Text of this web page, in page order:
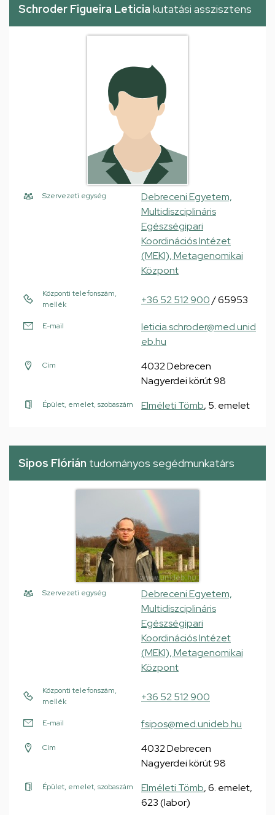
Schroder Figueira Leticia kutatási asszisztens
Szervezeti egység
Debreceni Egyetem,
Multidiszciplináris
Egészségipari
Koordinációs Intézet
(MEKI), Metagenomikai
Központ
Központi telefonszám,
mellék
+36 52 512 900/ 65953
E-mail
leticia.schroder@med.unid
eb.hu
Cím
4032 Debrecen
Nagyerdei körút 98
Épület, emelet, szobaszám Elméleti Tömb, 5. emelet
Sipos Flórián tudományos segédmunkatárs
Szervezeti egység
Debreceni Egyetem,
Multidiszciplináris
Egészségipari
Koordinációs Intézet
(MEKI), Metagenomikai
Központ
Központi telefonszám,
mellék
+36 52 512 900
E-mail fsipos@med.unideb.hu
Cím
4032 Debrecen
Nagyerdei körút 98
Épület, emelet, szobaszám Elméleti Tömb, 6. emelet,
623 (labor)